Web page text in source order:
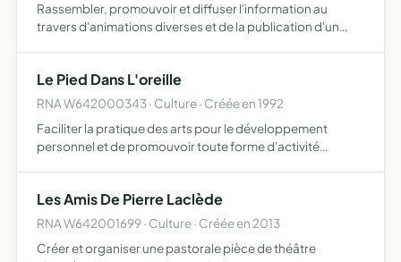
Rassembler, promouvoir et diffuser l'information au
travers d'animations diverses et de la publication d'un
Le Pied Dans L'oreille
RNA W642000343 · Culture · Créée en 1992
Faciliter la pratique des arts pour le développement
personnel et de promouvoir toute forme d'activité
Les Amis De Pierre Laclède
RNA W642001699 · Culture · Créée en 2013
Créer et organiser une pastorale pièce de théâtre